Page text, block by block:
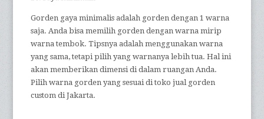
Gorden gaya minimalis adalah gorden dengan 1 warna
saja. Anda bisa memilih gorden dengan warna mirip
warna tembok. Tipsnya adalah menggunakan warna
yang sama, tetapi pilih yang warnanya lebih tua. Hal ini
akan memberikan dimensi di dalam ruangan Anda.
Pilih warna gorden yang sesuai di toko jual gorden
custom di Jakarta.